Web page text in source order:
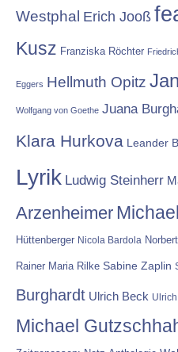
Westphal Erich Jooß
Kusz Franziska Röchter
Eggers Hellmuth Opitz
Wolfgang von Goethe Juana
Klara Hurkova Leander
Lyrik Ludwig Steinherr
Arzenheimer
Hüttenberger Nicola Bardola
Rainer Maria Rilke Sabine Zaplin
Burghardt Ulrich Beck
Michael